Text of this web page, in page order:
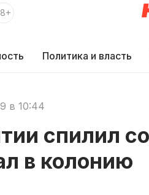
Политика и власть
в 10:44
спилил
в колонию